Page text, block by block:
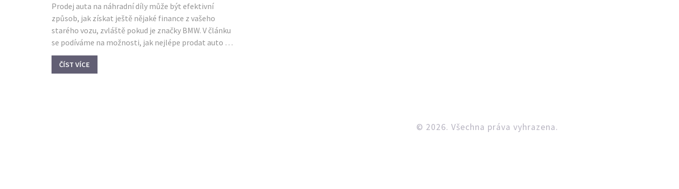
Prodej auta na náhradní díly může být efektivní
způsob, jak získat ještě nějaké finance z vašeho
starého vozu, zvláště pokud je značky BMW. V článku
se podíváme na možnosti, jak nejlépe prodat auto na
díly, na co si dát pozor a kde hledat nejlepší kupce.
Vysvětlíme si, jaká vrakoviště jsou výhodná, a
ČÍST VÍCE
© 2026. Všechna práva vyhrazena.